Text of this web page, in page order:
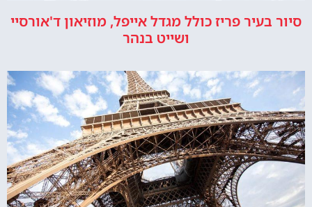
סיור בעיר פריז כולל מגדל אייפל, מוזיאון ד'אורסיי
ושייט בנהר